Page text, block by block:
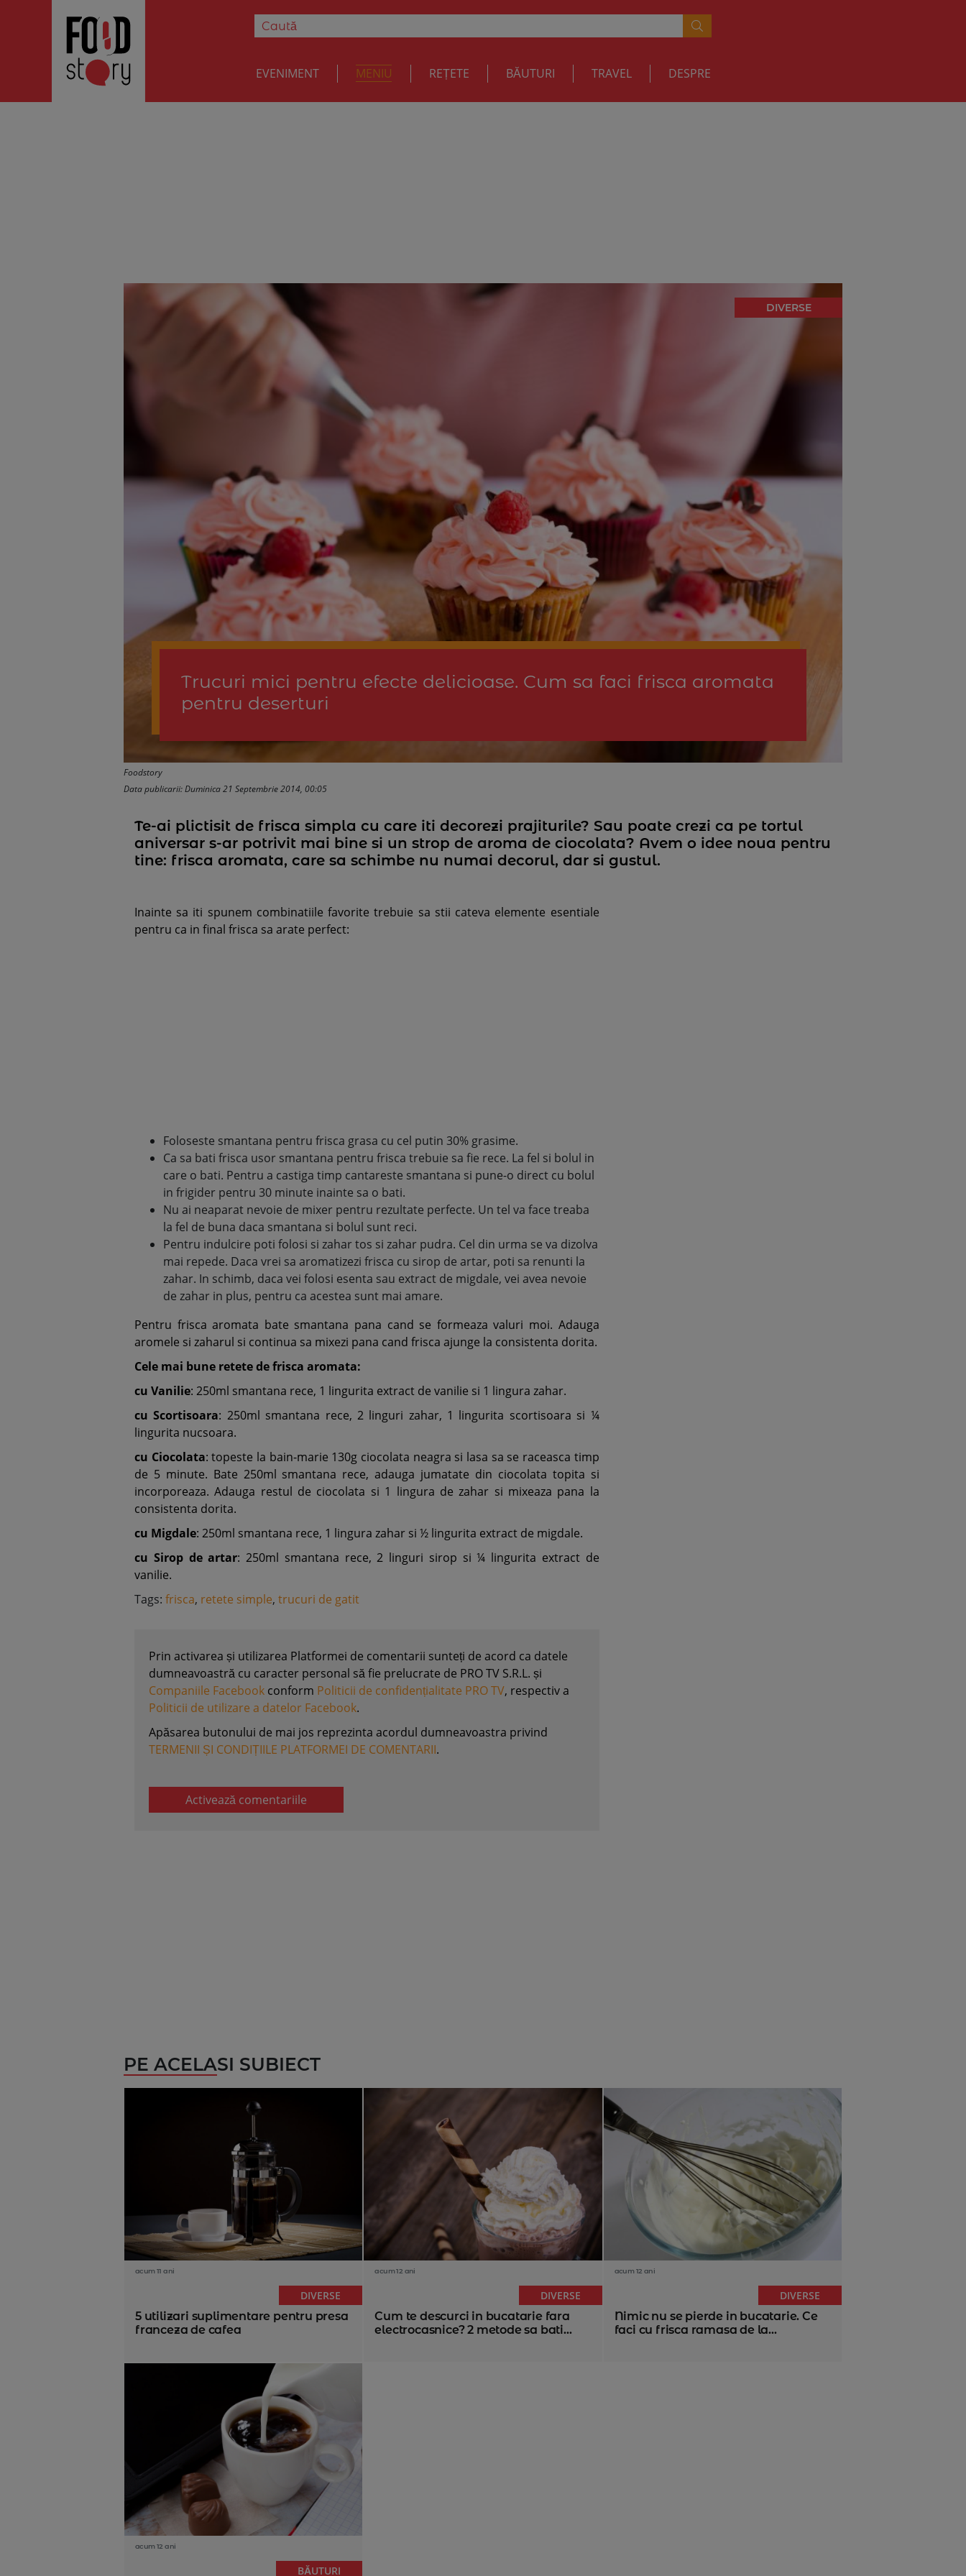
EVENIMENT MENIU REȚETE BĂUTURI TRAVEL DESPRE
DIVERSE
Trucuri mici pentru efecte delicioase. Cum sa faci frisca aromata
pentru deserturi
Foodstory
Data publicarii: Duminica 21 Septembrie 2014, 00:05
Te-ai plictisit de frisca simpla cu care iti decorezi prajiturile? Sau poate crezi ca pe tortul
aniversar s-ar potrivit mai bine si un strop de aroma de ciocolata? Avem o idee noua pentru
tine: frisca aromata, care sa schimbe nu numai decorul, dar si gustul.
Inainte sa iti spunem combinatiile favorite trebuie sa stii cateva elemente esentiale
pentru ca in final frisca sa arate perfect:
Foloseste smantana pentru frisca grasa cu cel putin 30% grasime.
Ca sa bati frisca usor smantana pentru frisca trebuie sa fie rece. La fel si bolul in
care o bati. Pentru a castiga timp cantareste smantana si pune-o direct cu bolul
in frigider pentru 30 minute inainte sa o bati.
Nu ai neaparat nevoie de mixer pentru rezultate perfecte. Un tel va face treaba
la fel de buna daca smantana si bolul sunt reci.
Pentru indulcire poti folosi si zahar tos si zahar pudra. Cel din urma se va dizolva
mai repede. Daca vrei sa aromatizezi frisca cu sirop de artar, poti sa renunti la
zahar. In schimb, daca vei folosi esenta sau extract de migdale, vei avea nevoie
de zahar in plus, pentru ca acestea sunt mai amare.
Pentru frisca aromata bate smantana pana cand se formeaza valuri moi. Adauga
aromele si zaharul si continua sa mixezi pana cand frisca ajunge la consistenta dorita.
Cele mai bune retete de frisca aromata:
cu Vanilie: 250ml smantana rece, 1 lingurita extract de vanilie si 1 lingura zahar.
cu Scortisoara: 250ml smantana rece, 2 linguri zahar, 1 lingurita scortisoara si ¼
lingurita nucsoara.
cu Ciocolata: topeste la bain-marie 130g ciocolata neagra si lasa sa se raceasca timp
de 5 minute. Bate 250ml smantana rece, adauga jumatate din ciocolata topita si
incorporeaza. Adauga restul de ciocolata si 1 lingura de zahar si mixeaza pana la
consistenta dorita.
cu Migdale: 250ml smantana rece, 1 lingura zahar si ½ lingurita extract de migdale.
cu Sirop de artar: 250ml smantana rece, 2 linguri sirop si ¼ lingurita extract de
vanilie.
Tags: frisca, retete simple, trucuri de gatit
Prin activarea și utilizarea Platformei de comentarii sunteți de acord ca datele
dumneavoastră cu caracter personal să fie prelucrate de PRO TV S.R.L. și
Companiile Facebook conform Politicii de confidențialitate PRO TV, respectiv a
Politicii de utilizare a datelor Facebook.
Apăsarea butonului de mai jos reprezinta acordul dumneavoastra privind
TERMENII ȘI CONDIȚIILE PLATFORMEI DE COMENTARII.
Activează comentariile
PE ACELASI SUBIECT
acum 11 ani
DIVERSE
5 utilizari suplimentare pentru presa
franceza de cafea
acum 12 ani
DIVERSE
Cum te descurci in bucatarie fara
electrocasnice? 2 metode sa bati...
acum 12 ani
DIVERSE
Nimic nu se pierde in bucatarie. Ce
faci cu frisca ramasa de la...
acum 12 ani
BĂUTURI